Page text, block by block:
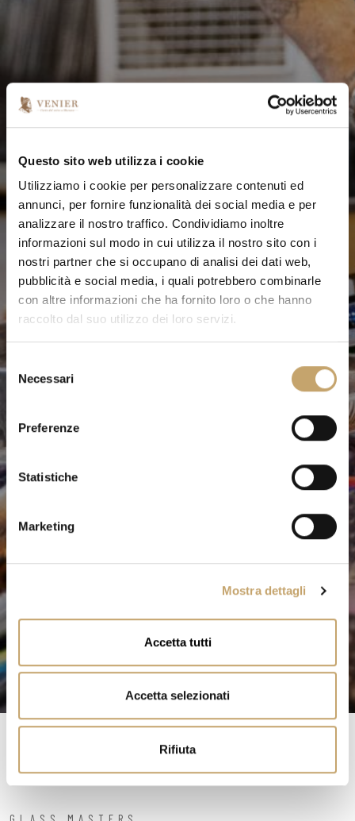
Questo sito web utilizza i cookie
Utilizziamo i cookie per personalizzare contenuti ed
annunci, per fornire funzionalità dei social media e per
analizzare il nostro traffico. Condividiamo inoltre
informazioni sul modo in cui utilizza il nostro sito con i
nostri partner che si occupano di analisi dei dati web,
pubblicità e social media, i quali potrebbero combinarle
con altre informazioni che ha fornito loro o che hanno
raccolto dal suo utilizzo dei loro servizi.
S
o
n
d
e
l
c
n
s
e
s
Necessari
Preferenze
Statistiche
Marketing
Mostra dettagli
Accetta tutti
Accetta selezionati
Rifiuta